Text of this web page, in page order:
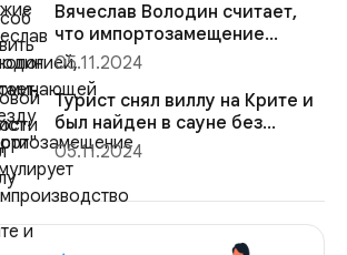
Вячеслав Володин считает,
что импортозамещение
стимулирует
промпроизводство
05.11.2024
Турист снял виллу на Крите и
был найден в сауне без
признаков жизни
05.11.2024